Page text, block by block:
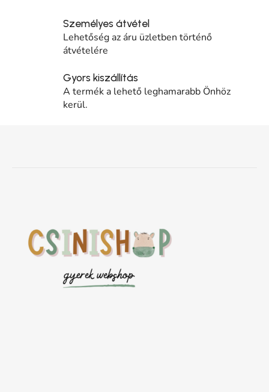
Személyes átvétel
Lehetőség az áru üzletben történő
átvételére
Gyors kiszállítás
A termék a lehető leghamarabb Önhöz
kerül.